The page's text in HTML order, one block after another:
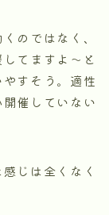
のではなく、
てますよ～と
すそう。適性
催していない
じは全くなく